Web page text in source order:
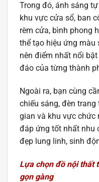
Trong đó, ánh sáng
khu vực cửa sổ, ban
rèm cửa, bình phong
thể tạo hiệu ứng màu
nên điểm nhất nổi
đáo của từng thành
Ngoài ra, bạn cùng
chiếu sáng, đèn
gian và khu vực chức
đáp ứng tốt nhất nhu
đẹp lung linh, sinh
Lựa chọn đồ nội thất
gọn gàng